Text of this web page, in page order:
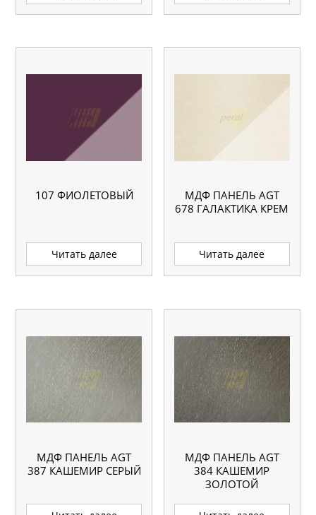
107 ФИОЛЕТОВЫЙ
Читать далее
МДФ ПАНЕЛЬ AGT
678 ГАЛАКТИКА КРЕМ
Читать далее
МДФ ПАНЕЛЬ AGT
387 КАШЕМИР СЕРЫЙ
МДФ ПАНЕЛЬ AGT
384 КАШЕМИР
ЗОЛОТОЙ